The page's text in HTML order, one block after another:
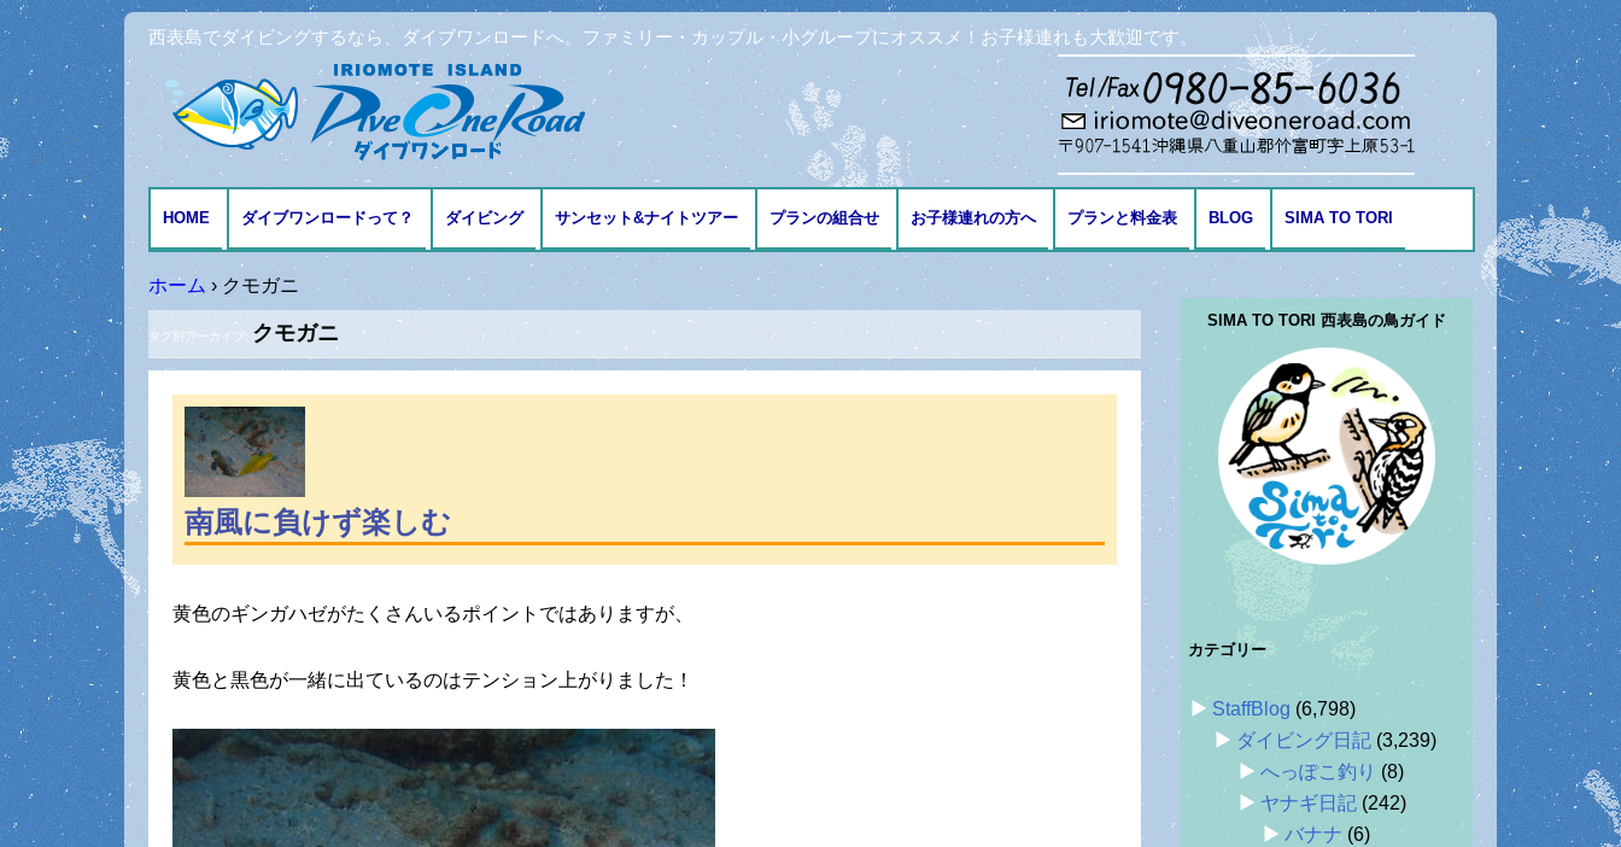
西表島でダイビングするなら、ダイブワンロードへ。ファミリー・カップル・小グループにオススメ！お子様連れも大歓迎です。
コンテンツへ移動
HOME ダイブワンロードって？
アクセスとMAP
ダイビング
ファンダイブ
体験ダイビング
シュノーケリング
ダイビング免許の講習
サンセット&ナイトツアー プランの組合せ お子様連れの方へ プランと料金表 BLOG
海の生き物
SIMA TO TORI
ホーム › クモガニ
タグ別アーカイブ: クモガニ
南風に負けず楽しむ
黄色のギンガハゼがたくさんいるポイントではありますが、
黄色と黒色が一緒に出ているのはテンション上がりました！
SIMA TO TORI 西表島の鳥ガイド
カテゴリー
StaffBlog (6,798)
ダイビング日記 (3,239)
へっぽこ釣り (8)
ヤナギ日記 (242)
バナナ (6)